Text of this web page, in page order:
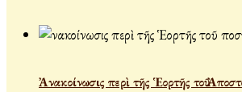
Ἀνακοίνωσις περὶ τῆς Ἑορτῆς τοῦ